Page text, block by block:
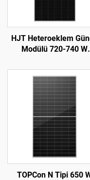
HJT Heteroeklem
Modülü 720-740 W
%23,82 Verimlilik
TOPCon N Tipi 650